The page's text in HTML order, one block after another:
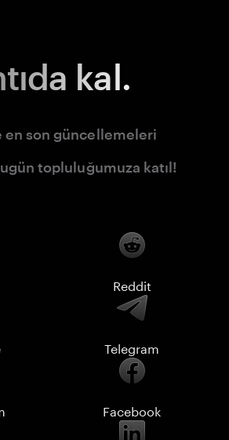
kal.
son güncellemeleri
topluluğumuza katıl!
Reddit
Telegram
Facebook